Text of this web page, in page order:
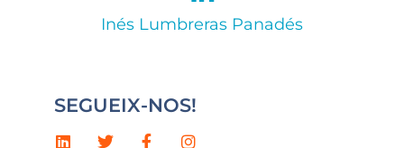
Inés Lumbreras Panadés
SEGUEIX-NOS!